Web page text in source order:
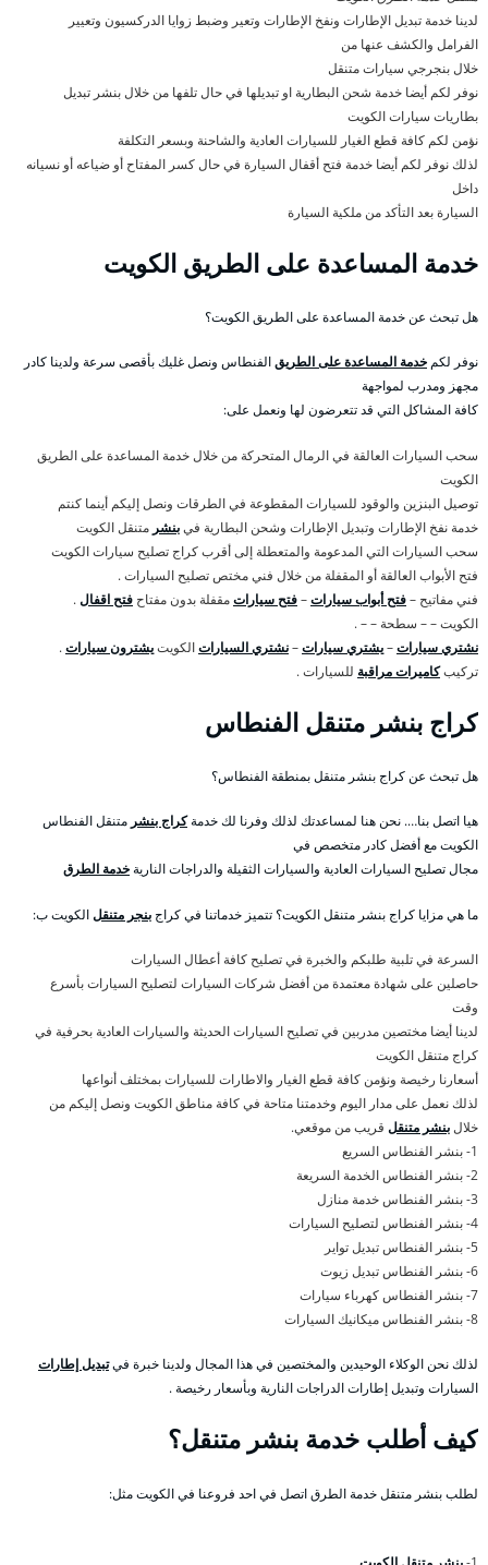
لدينا خدمة تبديل الإطارات ونفخ الإطارات وتعير وضبط زوايا الدركسيون وتعيير
الفرامل والكشف عنها من
خلال بنجرجي سيارات متنقل
نوفر لكم أيضا خدمة شحن البطارية او تبديلها في حال تلفها من خلال بنشر تبديل
بطاريات سيارات الكويت
نؤمن لكم كافة قطع الغيار للسيارات العادية والشاحنة وبسعر التكلفة
لذلك نوفر لكم أيضا خدمة فتح أقفال السيارة في حال كسر المفتاح أو ضياعه أو نسيانه
داخل
السيارة بعد التأكد من ملكية السيارة
خدمة المساعدة على الطريق الكويت
هل تبحث عن خدمة المساعدة على الطريق الكويت؟
نوفر لكمخدمة المساعدة على الطريقالفنطاس ونصل غليك بأقصى سرعة ولدينا كادر
مجهز ومدرب لمواجهة
كافة المشاكل التي قد تتعرضون لها ونعمل على:
سحب السيارات العالقة في الرمال المتحركة من خلال خدمة المساعدة على الطريق
الكويت
توصيل البنزين والوقود للسيارات المقطوعة في الطرقات ونصل إليكم أينما كنتم
خدمة نفخ الإطارات وتبديل الإطارات وشحن البطارية فيبنشر متنقل الكويت
سحب السيارات التي المدعومة والمتعطلة إلى أقرب كراج تصليح سيارات الكويت
فتح الأبواب العالقة أو المقفلة من خلال فني مختص تصليح السيارات .
فني مفاتيح –فتح أبواب سيارات–فتح سياراتمقفلة بدون مفتاح فتح اقفال.
الكويت – – سطحة – – .
نشتري سيارات–يشتري سيارات–نشتري السياراتالكويتيشترون سيارات.
تركيبكاميرات مراقبة للسيارات .
كراج بنشر متنقل الفنطاس
هل تبحث عن كراج بنشر متنقل بمنطقة الفنطاس؟
هيا اتصل بنا…. نحن هنا لمساعدتك لذلك وفرنا لك خدمةكراج بنشر متنقل الفنطاس
الكويت مع أفضل كادر متخصص في
مجال تصليح السيارات العادية والسيارات الثقيلة والدراجات الناريةخدمة الطرق
ما هي مزايا كراج بنشر متنقل الكويت؟ تتميز خدماتنا في كراج بنجر متنقلالكويت ب:
السرعة في تلبية طلبكم والخبرة في تصليح كافة أعطال السيارات
حاصلين على شهادة معتمدة من أفضل شركات السيارات لتصليح السيارات بأسرع
وقت
لدينا أيضا مختصين مدربين في تصليح السيارات الحديثة والسيارات العادية بحرفية في
كراج متنقل الكويت
أسعارنا رخيصة ونؤمن كافة قطع الغيار والاطارات للسيارات بمختلف أنواعها
لذلك نعمل على مدار اليوم وخدمتنا متاحة في كافة مناطق الكويت ونصل إليكم من
خلالبنشر متنقل قريب من موقعي.
1- بنشر الفنطاس السريع
2- بنشر الفنطاس الخدمة السريعة
3- بنشر الفنطاس خدمة منازل
4- بنشر الفنطاس لتصليح السيارات
5- بنشر الفنطاس تبديل تواير
6- بنشر الفنطاس تبديل زيوت
7- بنشر الفنطاس كهرباء سيارات
8- بنشر الفنطاس ميكانيك السيارات
لذلك نحن الوكلاء الوحيدين والمختصين في هذا المجال ولدينا خبرة فيتبديل إطارات
السيارات وتبديل إطارات الدراجات النارية وبأسعار رخيصة .
كيف أطلب خدمة بنشر متنقل؟
لطلب بنشر متنقل خدمة الطرق اتصل في احد فروعنا في الكويت مثل: